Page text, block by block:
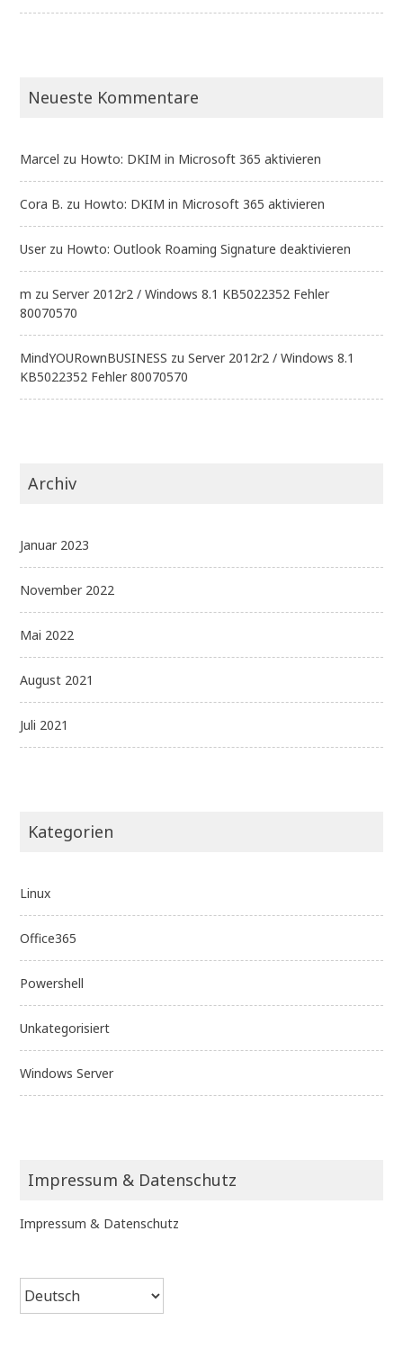
Neueste Kommentare
Marcel zu Howto: DKIM in Microsoft 365 aktivieren
Cora B. zu Howto: DKIM in Microsoft 365 aktivieren
Userzu Howto: Outlook Roaming Signature deaktivieren
m zuServer 2012r2 / Windows 8.1 KB5022352 Fehler
80070570
MindYOURownBUSINESS zuServer 2012r2 / Windows 8.1
KB5022352 Fehler 80070570
Archiv
Januar 2023
November 2022
Mai 2022
August 2021
Juli 2021
Kategorien
Linux
Office365
Powershell
Unkategorisiert
Windows Server
Impressum & Datenschutz
Impressum & Datenschutz
auswählen